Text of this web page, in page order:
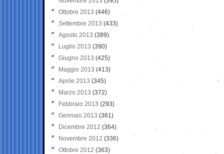
Ottobre 2013 (446)
Settembre 2013 (433)
Agosto 2013 (389)
Luglio 2013 (390)
Giugno 2013 (425)
Maggio 2013 (413)
Aprile 2013 (345)
Marzo 2013 (372)
Febbraio 2013 (293)
Gennaio 2013 (361)
Dicembre 2012 (364)
Novembre 2012 (336)
Ottobre 2012 (363)